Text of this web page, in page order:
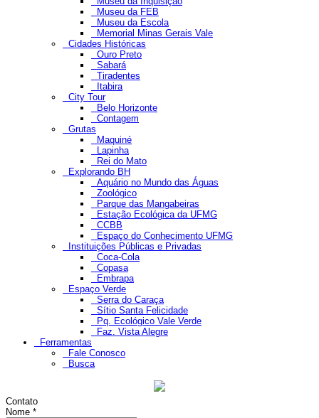
Museu da FEB
Museu da Escola
Memorial Minas Gerais Vale
Cidades Históricas
Ouro Preto
Sabará
Tiradentes
Itabira
City Tour
Belo Horizonte
Contagem
Grutas
Maquiné
Lapinha
Rei do Mato
Explorando BH
Aquário no Mundo das Águas
Zoológico
Parque das Mangabeiras
Estação Ecológica da UFMG
CCBB
Espaço do Conhecimento UFMG
Instituições Públicas e Privadas
Coca-Cola
Copasa
Embrapa
Espaço Verde
Serra do Caraça
Sítio Santa Felicidade
Pq. Ecológico Vale Verde
Faz. Vista Alegre
Ferramentas
Fale Conosco
Busca
Contato
Nome *